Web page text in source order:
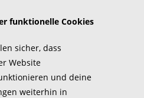
funktionelle Cookies
sicher, dass
Website
und deine
weiterhin in